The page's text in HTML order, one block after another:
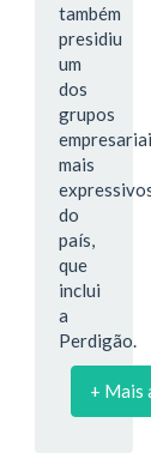
também
presidiu
um
dos
grupos
mais
do
país,
que
inclui
a
Perdigão.
+ Mais